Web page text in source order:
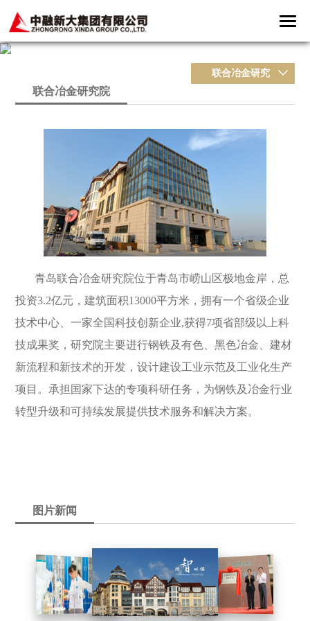
联合冶金研究院
联合冶金研究
青岛联合冶金研究院位于青岛市崂山区极地金岸，总
投资3.2亿元，建筑面积13000平方米，拥有一个省级企业
技术中心、一家全国科技创新企业,获得7项省部级以上科
技成果奖，研究院主要进行钢铁及有色、黑色冶金、建材
新流程和新技术的开发，设计建设工业示范及工业化生产
项目。承担国家下达的专项科研任务，为钢铁及冶金行业
转型升级和可持续发展提供技术服务和解决方案。
图片新闻